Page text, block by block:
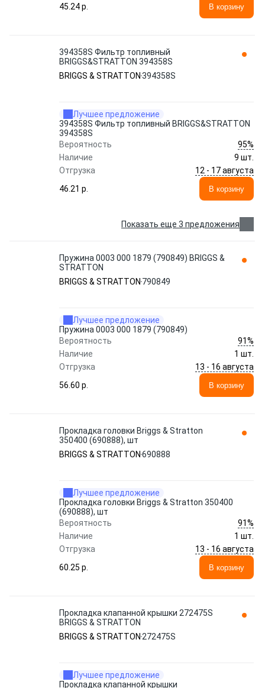
45.24 p.
В корзину
394358S Фильтр топливный
BRIGGS&STRATTON 394358S
BRIGGS & STRATTON 394358S
Лучшее предложение
394358S Фильтр топливный BRIGGS&STRATTON
394358S
Вероятность
95%
Наличие
9 шт.
Отгрузка
12 - 17 августа
46.21 p.
В корзину
Показать еще 3 предложения
Пружина 0003 000 1879 (790849) BRIGGS &
STRATTON
BRIGGS & STRATTON 790849
Лучшее предложение
Пружина 0003 000 1879 (790849)
Вероятность
91%
Наличие
1 шт.
Отгрузка
13 - 16 августа
56.60 p.
В корзину
Прокладка головки Briggs & Stratton
350400 (690888), шт
BRIGGS & STRATTON 690888
Лучшее предложение
Прокладка головки Briggs & Stratton 350400
(690888), шт
Вероятность
91%
Наличие
1 шт.
Отгрузка
13 - 16 августа
60.25 p.
В корзину
Прокладка клапанной крышки 272475S
BRIGGS & STRATTON
BRIGGS & STRATTON 272475S
Лучшее предложение
Прокладка клапанной крышки